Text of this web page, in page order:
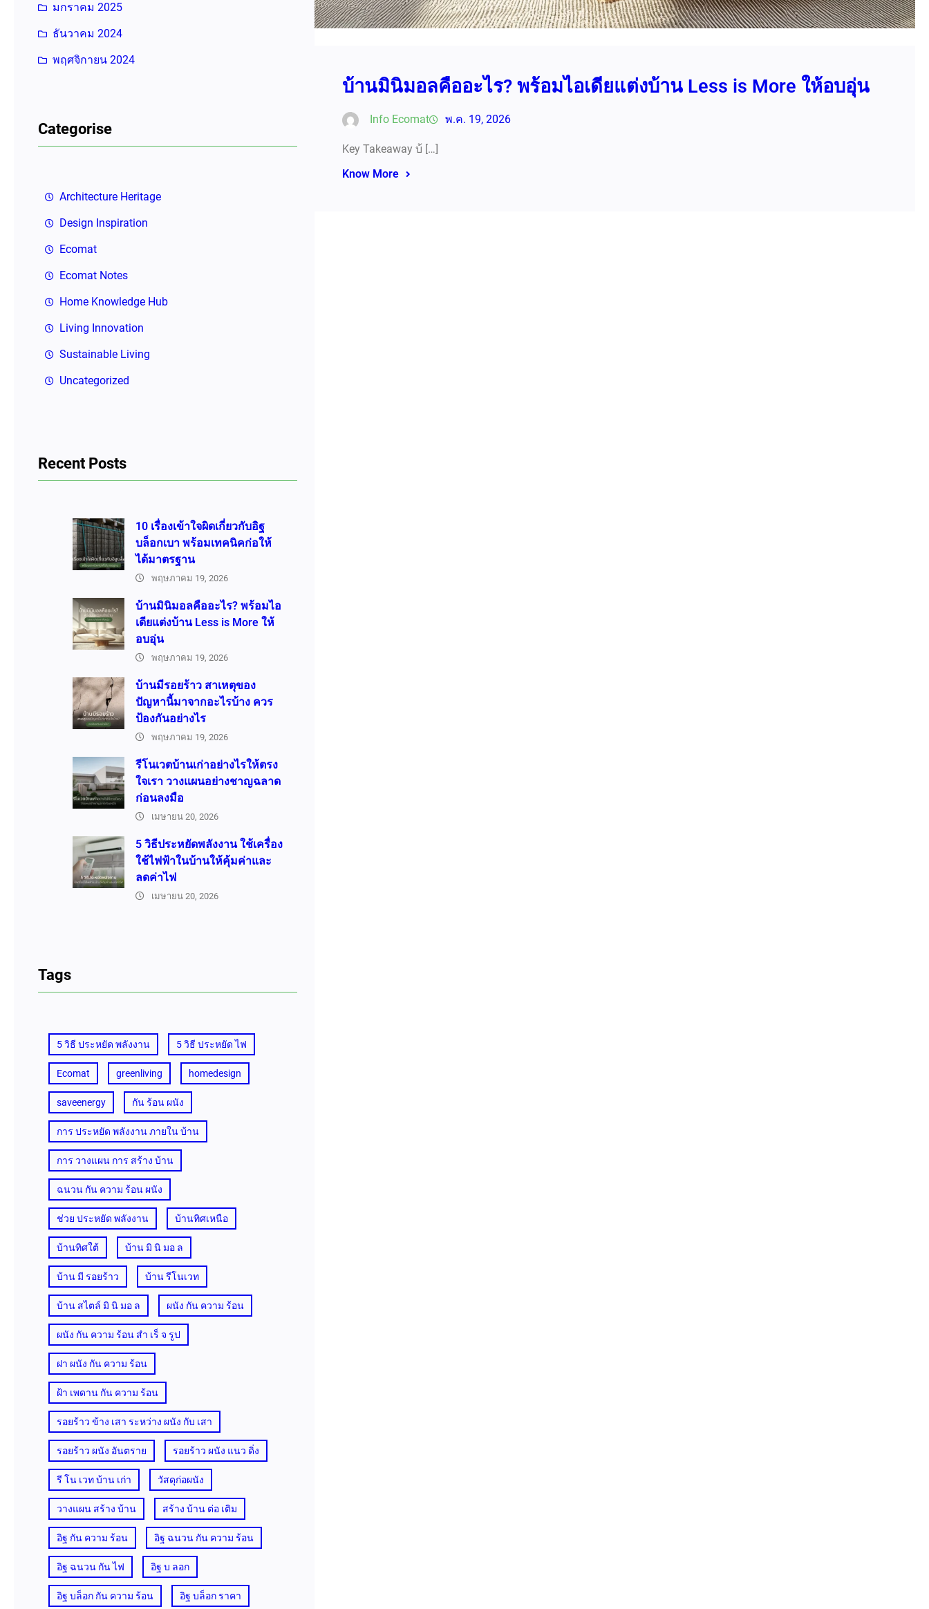
มกราคม 2025
ธันวาคม 2024
พฤศจิกายน 2024
Categorise
Architecture Heritage
Design Inspiration
Ecomat
Ecomat Notes
Home Knowledge Hub
Living Innovation
Sustainable Living
Uncategorized
Recent Posts
10 เรื่องเข้าใจผิดเกี่ยวกับอิฐ
บล็อกเบา พร้อมเทคนิคก่อให้
ได้มาตรฐาน
พฤษภาคม 19, 2026
บ้านมินิมอลคืออะไร? พร้อมไอ
เดียแต่งบ้าน Less is More ให้
อบอุ่น
พฤษภาคม 19, 2026
บ้านมีรอยร้าว สาเหตุของ
ปัญหานี้มาจากอะไรบ้าง ควร
ป้องกันอย่างไร
พฤษภาคม 19, 2026
รีโนเวตบ้านเก่าอย่างไรให้ตรง
ใจเรา วางแผนอย่างชาญฉลาด
ก่อนลงมือ
เมษายน 20, 2026
5 วิธีประหยัดพลังงาน ใช้เครื่อง
ใช้ไฟฟ้าในบ้านให้คุ้มค่าและ
ลดค่าไฟ
เมษายน 20, 2026
Tags
5 วิธี ประหยัด พลังงาน 5 วิธี ประหยัด ไฟ
Ecomat greenliving homedesign
saveenergy กัน ร้อน ผนัง
การ ประหยัด พลังงาน ภายใน บ้าน
การ วางแผน การ สร้าง บ้าน
ฉนวน กัน ความ ร้อน ผนัง
ช่วย ประหยัด พลังงาน บ้านทิศเหนือ
บ้านทิศใต้ บ้าน มิ นิ มอ ล
บ้าน มี รอยร้าว บ้าน รีโนเวท
บ้าน สไตล์ มิ นิ มอ ล ผนัง กัน ความ ร้อน
ผนัง กัน ความ ร้อน สํา เร็ จ รูป
ฝา ผนัง กัน ความ ร้อน
ฝ้า เพดาน กัน ความ ร้อน
รอยร้าว ข้าง เสา ระหว่าง ผนัง กับ เสา
รอยร้าว ผนัง อันตราย รอยร้าว ผนัง แนว ดิ่ง
รี โน เวท บ้าน เก่า วัสดุก่อผนัง
วางแผน สร้าง บ้าน สร้าง บ้าน ต่อ เติม
อิฐ กัน ความ ร้อน อิฐ ฉนวน กัน ความ ร้อน
อิฐ ฉนวน กัน ไฟ อิฐ บ ลอก
อิฐ บล็อก กัน ความ ร้อน อิฐ บล็อก ราคา
บ้านมินิมอลคืออะไร? พร้อมไอเดียแต่งบ้าน Less is More ให้อบอุ่น
Info Ecomat พ.ค. 19, 2026
Key Takeaway บ้ […]
Know More